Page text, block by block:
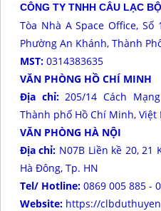
CÔNG TY TNHH CÂU LẠC
Tòa Nhà A Space Office,
Phường An Khánh, Thành
MST: 0314383635
VĂN PHÒNG HỒ CHÍ MINH
Địa chỉ: 205/14 Cách
Thành phố Hồ Chí Minh, Việt
VĂN PHÒNG HÀ NỘI
Địa chỉ: N07B Liền kề 20, 21
Hà Đông, Tp. HN
Tel/ Hotline: 0869 005 885 -
Website: https://